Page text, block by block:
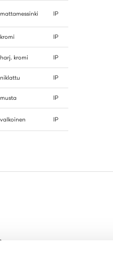
mattamessinki IP
kromi IP
harj. kromi IP
niklattu IP
musta IP
valkoinen IP